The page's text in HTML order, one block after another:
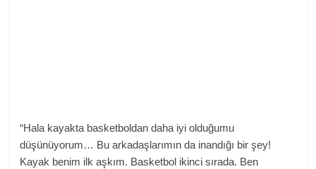
“Hala kayakta basketboldan daha iyi olduğumu
düşünüyorum… Bu arkadaşlarımın da inandığı bir şey!
Kayak benim ilk aşkım. Basketbol ikinci sırada. Ben